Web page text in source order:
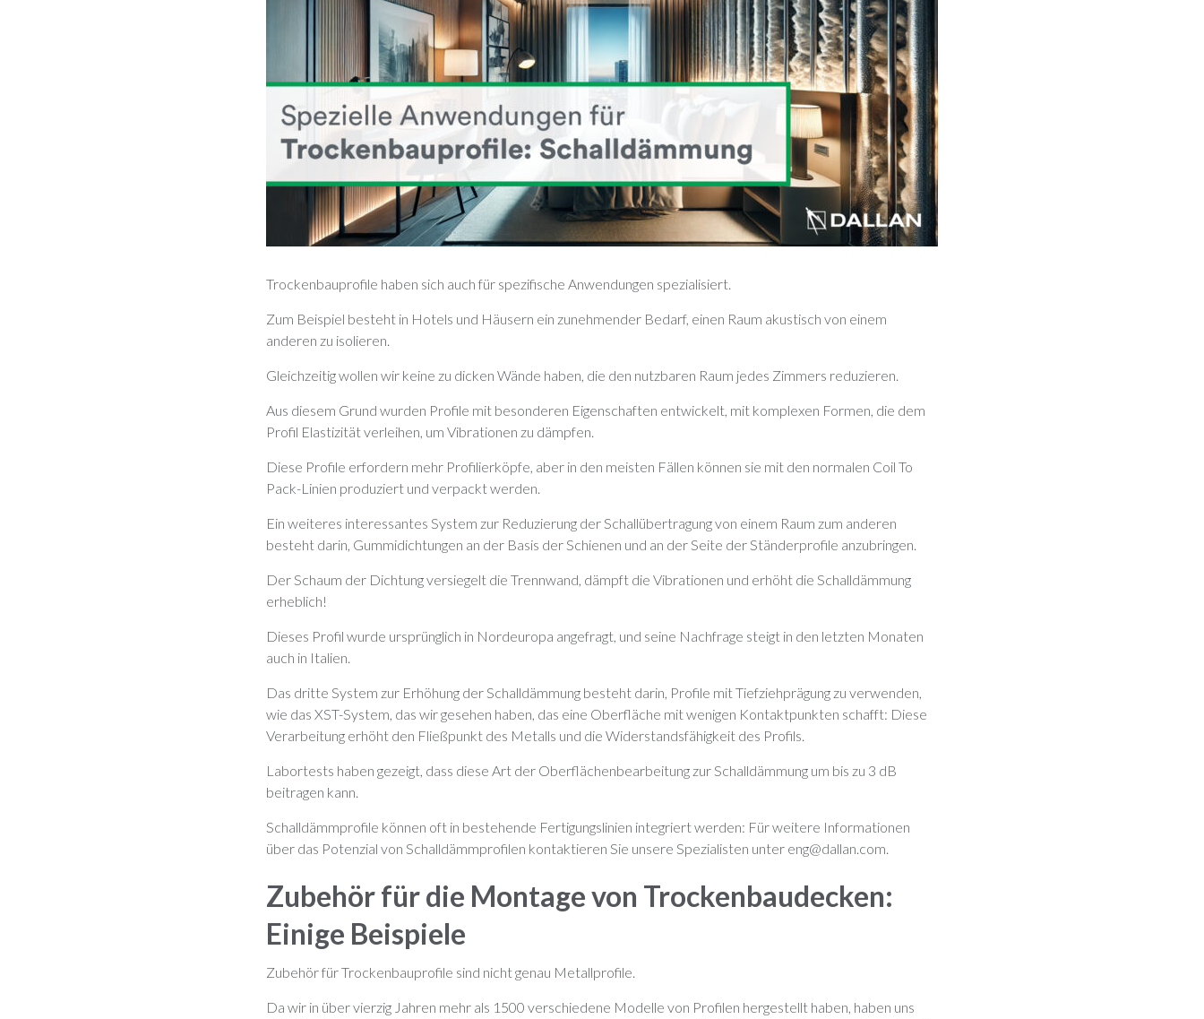
Trockenbauprofile haben sich auch für spezifische Anwendungen spezialisiert.
Zum Beispiel besteht in Hotels und Häusern ein zunehmender Bedarf, einen Raum akustisch von einem
anderen zu isolieren.
Gleichzeitig wollen wir keine zu dicken Wände haben, die den nutzbaren Raum jedes Zimmers reduzieren.
Aus diesem Grund wurden Profile mit besonderen Eigenschaften entwickelt, mit komplexen Formen, die dem
Profil Elastizität verleihen, um Vibrationen zu dämpfen.
Diese Profile erfordern mehr Profilierköpfe, aber in den meisten Fällen können sie mit den normalen Coil To
Pack-Linien produziert und verpackt werden.
Ein weiteres interessantes System zur Reduzierung der Schallübertragung von einem Raum zum anderen
besteht darin, Gummidichtungen an der Basis der Schienen und an der Seite der Ständerprofile anzubringen.
Der Schaum der Dichtung versiegelt die Trennwand, dämpft die Vibrationen und erhöht die Schalldämmung
erheblich!
Dieses Profil wurde ursprünglich in Nordeuropa angefragt, und seine Nachfrage steigt in den letzten Monaten
auch in Italien.
Das dritte System zur Erhöhung der Schalldämmung besteht darin, Profile mit Tiefziehprägung zu verwenden,
wie das XST-System, das wir gesehen haben, das eine Oberfläche mit wenigen Kontaktpunkten schafft: Diese
Verarbeitung erhöht den Fließpunkt des Metalls und die Widerstandsfähigkeit des Profils.
Labortests haben gezeigt, dass diese Art der Oberflächenbearbeitung zur Schalldämmung um bis zu 3 dB
beitragen kann.
Schalldämmprofile können oft in bestehende Fertigungslinien integriert werden: Für weitere Informationen
über das Potenzial von Schalldämmprofilen kontaktieren Sie unsere Spezialisten unter eng@dallan.com.
Zubehör für die Montage von Trockenbaudecken:
Einige Beispiele
Zubehör für Trockenbauprofile sind nicht genau Metallprofile.
Da wir in über vierzig Jahren mehr als 1500 verschiedene Modelle von Profilen hergestellt haben, haben uns